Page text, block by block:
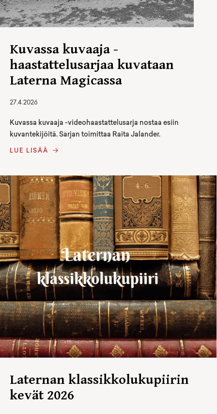
Kuvassa kuvaaja -
haastattelusarjaa kuvataan
Laterna Magicassa
27.4.2026
Kuvassa kuvaaja -videohaastattelusarja nostaa esiin
kuvantekijöitä. Sarjan toimittaa Raita Jalander.
LUE LISÄÄ
Laternan klassikkolukupiirin
kevät 2026